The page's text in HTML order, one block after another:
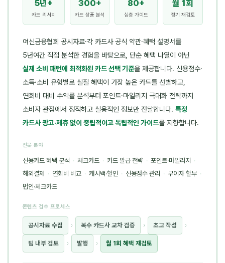
5년+
카드 리서치
300+
카드 상품 분석
80+
심층 가이드
월 1회
정기 재검토
여신금융협회 공시자료·각 카드사 공식 약관·혜택 설명서를
5년여간 직접 분석한 경험을 바탕으로, 단순 혜택 나열이 아닌
실제 소비 패턴에 최적화된 카드 선택 기준을 제공합니다. 신용점수·
소득·소비 유형별로 실질 혜택이 가장 높은 카드를 선별하고,
연회비 대비 수익률 분석부터 포인트·마일리지 극대화 전략까지
소비자 관점에서 정직하고 실용적인 정보만 전달합니다. 특정
카드사 광고·제휴 없이 중립적이고 독립적인 가이드를 지향합니다.
전문 분야
신용카드 혜택 분석 · 체크카드 · 카드 발급 전략 · 포인트·마일리지 ·
해외결제 · 연회비 비교 · 캐시백·할인 · 신용점수 관리 · 무이자 할부 ·
법인·체크카드
콘텐츠 검수 프로세스
공시자료 수집 › 복수 카드사 교차 검증 › 초고 작성 ›
팀 내부 검토 › 발행 › 월 1회 혜택 재검토